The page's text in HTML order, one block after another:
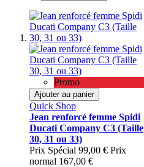
Promo
Ajouter au panier
Quick Shop
Jean renforcé femme Spidi
Ducati Company C3 (Taille
30, 31 ou 33)
Prix Spécial 99,00 € Prix
normal 167,00 €